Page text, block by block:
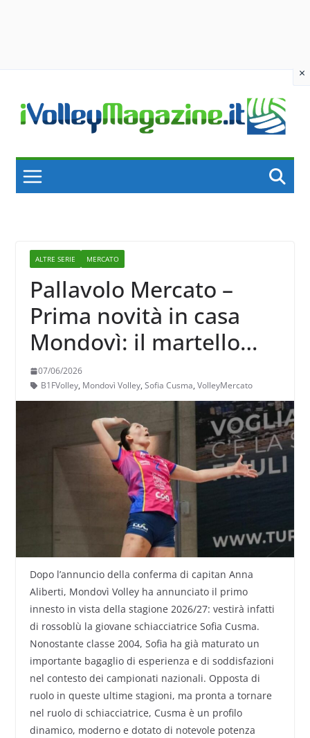
×
content
ALTRE SERIE MERCATO
Pallavolo Mercato –
Prima novità in casa
Mondovì: il martello
Sofia Cusma
proveniente da
Talmassons
07/06/2026
B1FVolley, Mondovì Volley, Sofia Cusma, VolleyMercato
Dopo l’annuncio della conferma di capitan Anna
Aliberti, Mondovì Volley ha annunciato il primo
innesto in vista della stagione 2026/27: vestirà infatti
di rossoblù la giovane schiacciatrice Sofia Cusma.
Nonostante classe 2004, Sofia ha già maturato un
importante bagaglio di esperienza e di soddisfazioni
nel contesto dei campionati nazionali. Opposta di
ruolo in queste ultime stagioni, ma pronta a tornare
nel ruolo di schiacciatrice, Cusma è un profilo
dinamico, moderno e dotato di notevole potenza